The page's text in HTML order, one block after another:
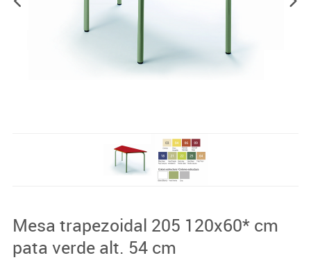
Mesa trapezoidal 205 120x60* cm
pata verde alt. 54 cm